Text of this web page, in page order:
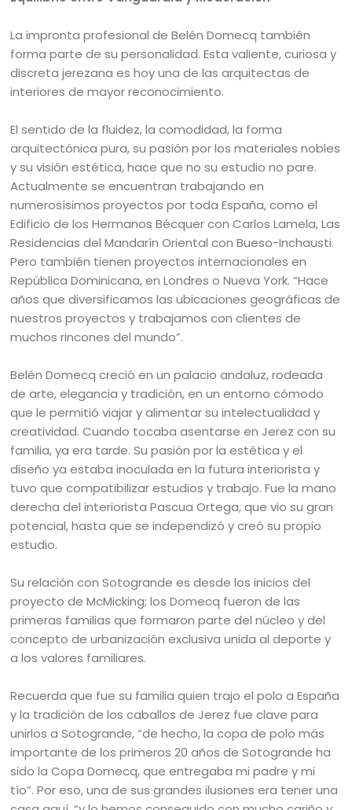
La impronta profesional de Belén Domecq también
forma parte de su personalidad. Esta valiente, curiosa y
discreta jerezana es hoy una de las arquitectas de
interiores de mayor reconocimiento.
El sentido de la fluidez, la comodidad, la forma
arquitectónica pura, su pasión por los materiales nobles
y su visión estética, hace que no su estudio no pare.
Actualmente se encuentran trabajando en
numerosísimos proyectos por toda España, como el
Edificio de los Hermanos Bécquer con Carlos Lamela, Las
Residencias del Mandarín Oriental con Bueso-Inchausti.
Pero también tienen proyectos internacionales en
República Dominicana, en Londres o Nueva York. “Hace
años que diversificamos las ubicaciones geográficas de
nuestros proyectos y trabajamos con clientes de
muchos rincones del mundo”.
Belén Domecq creció en un palacio andaluz, rodeada
de arte, elegancia y tradición, en un entorno cómodo
que le permitió viajar y alimentar su intelectualidad y
creatividad. Cuando tocaba asentarse en Jerez con su
familia, ya era tarde. Su pasión por la estética y el
diseño ya estaba inoculada en la futura interiorista y
tuvo que compatibilizar estudios y trabajo. Fue la mano
derecha del interiorista Pascua Ortega, que vio su gran
potencial, hasta que se independizó y creó su propio
estudio.
Su relación con Sotogrande es desde los inicios del
proyecto de McMicking; los Domecq fueron de las
primeras familias que formaron parte del núcleo y del
concepto de urbanización exclusiva unida al deporte y
a los valores familiares.
Recuerda que fue su familia quien trajo el polo a España
y la tradición de los caballos de Jerez fue clave para
unirlos a Sotogrande, “de hecho, la copa de polo más
importante de los primeros 20 años de Sotogrande ha
sido la Copa Domecq, que entregaba mi padre y mi
tío”. Por eso, una de sus grandes ilusiones era tener una